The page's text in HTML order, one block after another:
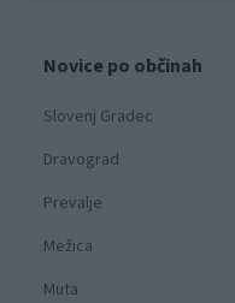
Novice po občinah
Slovenj Gradec
Dravograd
Prevalje
Mežica
Muta